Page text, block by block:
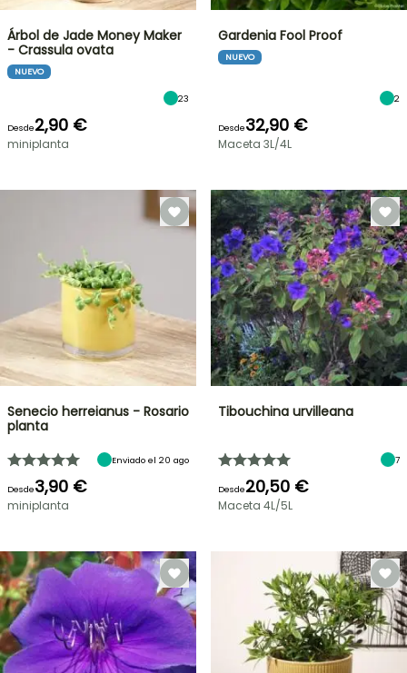
Árbol de Jade Money Maker
- Crassula ovata
NUEVO
23
Desde2,90 €
miniplanta
Gardenia Fool Proof
NUEVO
2
Desde32,90 €
Maceta 3L/4L
Senecio herreianus - Rosario
planta
Enviado el 20 ago
Desde3,90 €
miniplanta
Tibouchina urvilleana
7
Desde20,50 €
Maceta 4L/5L